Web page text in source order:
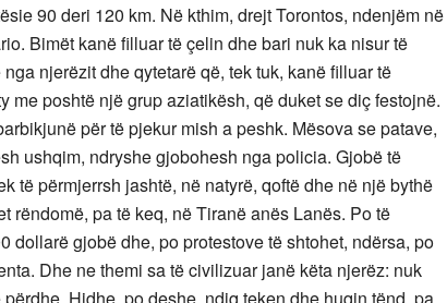
90 deri 120 km. Në kthim, drejt Torontos, ndenjëm në
Bimët kanë filluar të çelin dhe bari nuk ka nisur të
njerëzit dhe qytetarë që, tek tuk, kanë filluar të
me poshtë një grup aziatikësh, që duket se diç festojnë.
për të pjekur mish a peshk. Mësova se patave,
ushqim, ndryshe gjobohesh nga policia. Gjobë të
të përmjerrsh jashtë, në natyrë, qoftë dhe në një bythë
rëndomë, pa të keq, në Tiranë anës Lanës. Po të
dollarë gjobë dhe, po protestove të shtohet, ndërsa, po
Dhe ne themi sa të civilizuar janë këta njerëz: nuk